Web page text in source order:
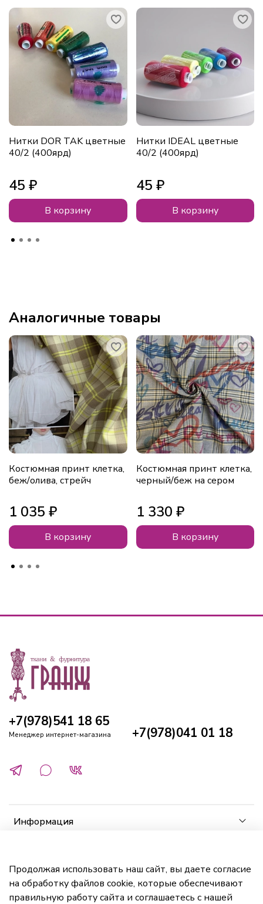
Нитки DOR TAK цветные
40/2 (400ярд)
45 ₽
В корзину
Нитки IDEAL цветные
40/2 (400ярд)
45 ₽
В корзину
Аналогичные товары
Костюмная принт клетка,
беж/олива, стрейч
1 035 ₽
В корзину
Костюмная принт клетка,
черный/беж на сером
1 330 ₽
В корзину
Информация
Кабинет
+7(978)541 18 65
Менеджер интернет-магазина +7(978)041 01 18
Продолжая использовать наш сайт, вы даете согласие
на обработку файлов cookie, которые обеспечивают
правильную работу сайта и соглашаетесь с нашей